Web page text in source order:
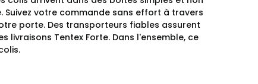
votre commande sans effort à travers
porte. Des transporteurs fiables assurent
livraisons Tentex Forte. Dans l'ensemble, ce